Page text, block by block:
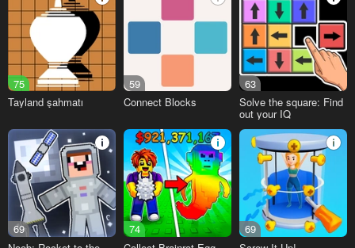
75
Tayland şahmatı
59
Connect Blocks
63
Solve the square: Find
out your IQ
69
74
69